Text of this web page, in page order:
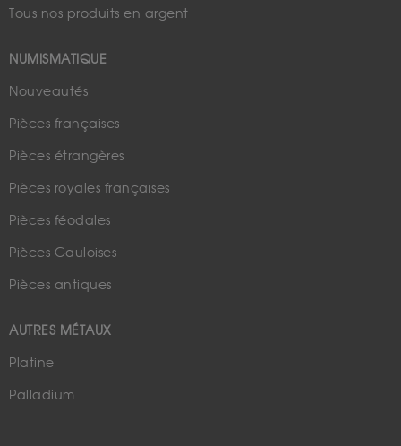
Tous nos produits en argent
NUMISMATIQUE
Nouveautés
Pièces françaises
Pièces étrangères
Pièces royales françaises
Pièces féodales
Pièces Gauloises
Pièces antiques
AUTRES MÉTAUX
Platine
Palladium